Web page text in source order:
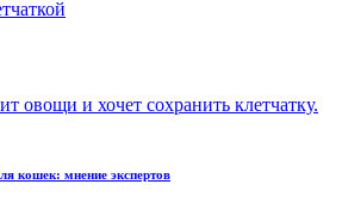
овощи и хочет сохранить клетчатку.
кошек: мнение экспертов